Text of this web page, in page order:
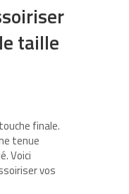
taille
finale.
tenue
Voici
vos